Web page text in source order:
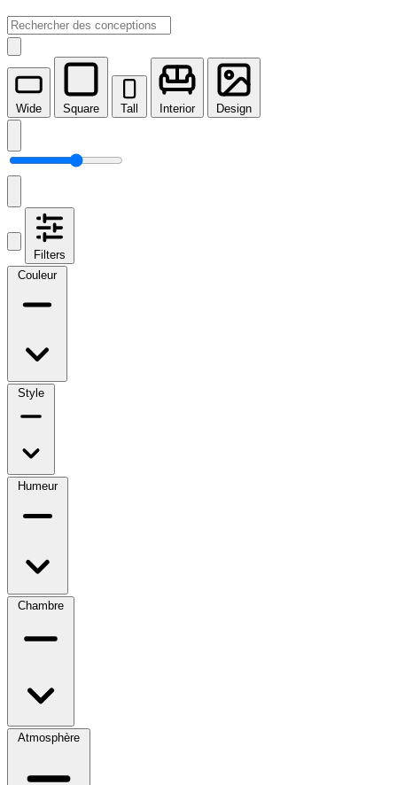
Wide Square Tall Interior Design
Filters
Couleur
Style
Humeur
Chambre
Atmosphère